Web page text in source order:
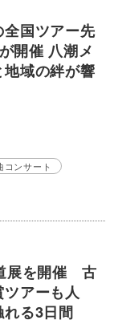
国ツアー先
開催 八潮メ
域の絆が響
コンサート
展を開催 古
アーも人
る3日間